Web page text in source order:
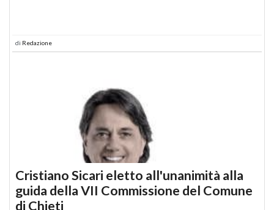
di Redazione
Cristiano Sicari eletto all'unanimità alla
guida della VII Commissione del Comune
di Chieti